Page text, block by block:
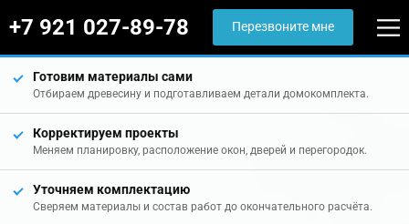
+7 921 027-89-78 Перезвоните мне
Готовим материалы сами
Отбираем древесину и подготавливаем детали домокомплекта.
Корректируем проекты
Меняем планировку, расположение окон, дверей и перегородок.
Уточняем комплектацию
Сверяем материалы и состав работ до окончательного расчёта.